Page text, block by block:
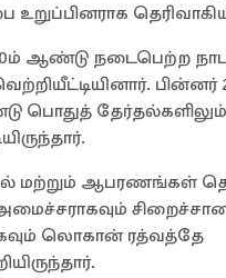
ஆண்டு நடைபெற்ற
பின்னர்
பொதுத்
மற்றும் ஆபரணங்கள்
லொகான் ரத்வத்தே